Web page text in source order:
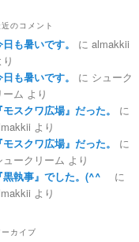
のコメント
も暑いです。 に almakkii
り
も暑いです。
に シューク
ーム より
『モスクワ広場』だった。
に
より
『モスクワ広場』だった。
に
ュークリーム より
『黒執事』でした。(^^ゞ
に
より
ーカイブ